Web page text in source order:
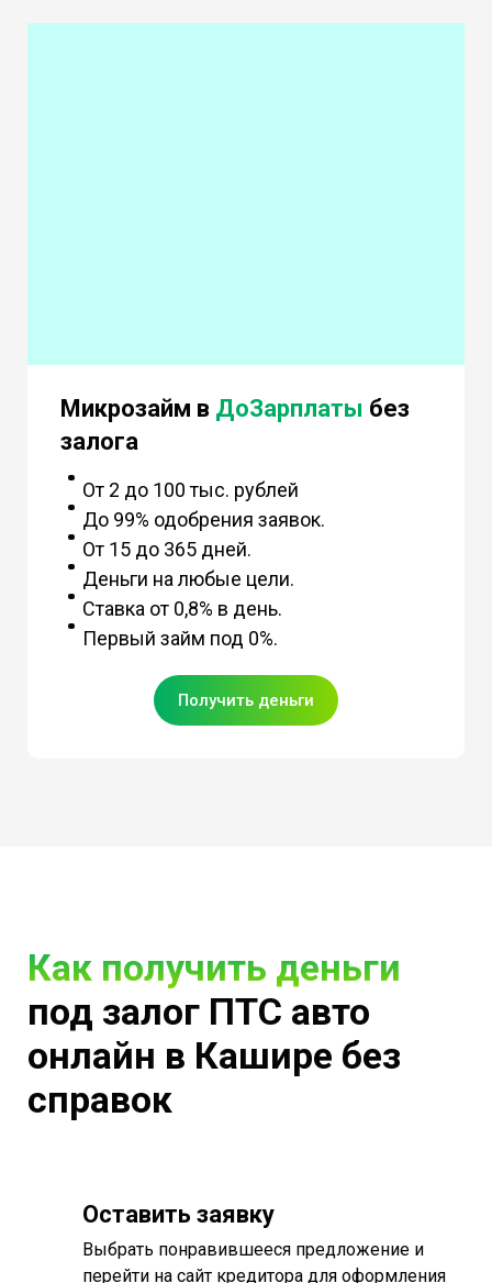
Микрозайм в ДоЗарплаты без
залога
От 2 до 100 тыс. рублей
До 99% одобрения заявок.
От 15 до 365 дней.
Деньги на любые цели.
Ставка от 0,8% в день.
Первый займ под 0%.
Получить деньги
Как получить деньги
под залог ПТС авто
онлайн в Кашире без
справок
Оставить заявку
Выбрать понравившееся предложение и
перейти на сайт кредитора для оформления